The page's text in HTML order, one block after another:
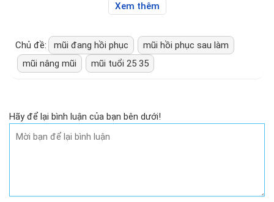
Xem thêm
Chủ đề: mũi đang hồi phục
mũi hồi phục sau làm
mũi nâng mũi
mũi tuổi 25 35
Hãy để lại bình luận của bạn bên dưới!